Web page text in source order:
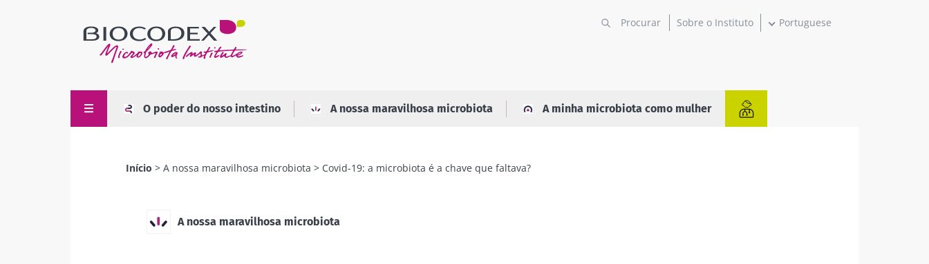
Sobre o Instituto Portuguese
O poder do nosso intestino A nossa maravilhosa microbiota A minha microbiota como mulher
Início A nossa maravilhosa microbiota Covid-19: a microbiota é a chave que faltava?
A nossa maravilhosa microbiota